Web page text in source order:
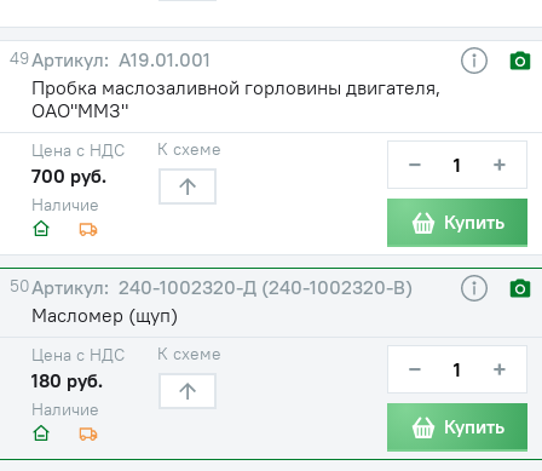
49
А19.01.001
Пробка маслозаливной горловины двигателя,
ОАО"ММЗ"
Наличие
Цена с НДС
700 руб.
К схеме − +
Купить
50
240-1002320-Д (240-1002320-В)
Масломер (щуп)
Наличие
Цена с НДС
180 руб.
К схеме − +
Купить